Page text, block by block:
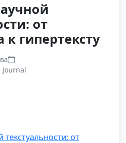
от
к гипертексту
Journal
от